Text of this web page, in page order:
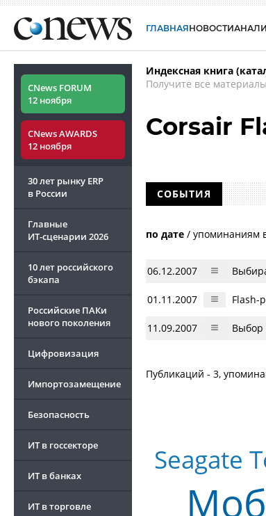
ГЛАВНАЯНОВОСТИ
CNews FORUM
12 ноября
CNews AWARDS
12 ноября
30 лет рынку ERP
в России
Главные
ИТ-сценарии 2026
10 лет российского
бэкапа
Российские ПАКи
нового поколения
Цифровизация
Импортозамещение
Безопасность
ИТ в госсекторе
ИТ в банках
ИТ в торговле
Индексная книга
Получите все
Corsair
СОБЫТИЯ
по дате / упоминаниям
06.12.2007
01.11.2007 Flash-
11.09.2007 Выбор
Публикаций - 3,
Seagate